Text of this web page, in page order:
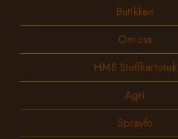
Butikken
Om oss
HMS Stoffkartotek
Agri
Sprayfo